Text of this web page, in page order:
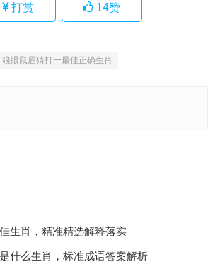
打赏 14赞
狼眼鼠眉猜打一最佳正确生肖
生肖，精准精选解释落实
什么生肖，标准成语答案解析